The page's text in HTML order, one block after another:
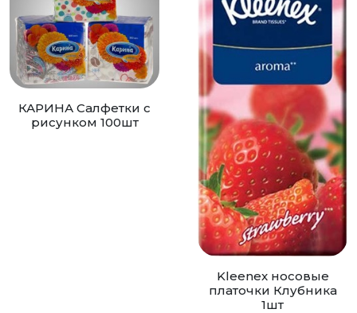
КАРИНА Салфетки с
рисунком 100шт
Kleenex носовые
платочки Клубника
1шт